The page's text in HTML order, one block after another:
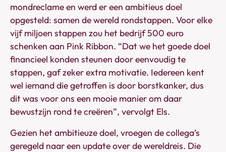
mondreclame en werd er een ambitieus doel
opgesteld: samen de wereld rondstappen. Voor elke
vijf miljoen stappen zou het bedrijf 500 euro
schenken aan Pink Ribbon. “Dat we het goede doel
financieel konden steunen door eenvoudig te
stappen, gaf zeker extra motivatie. Iedereen kent
wel iemand die getroffen is door borstkanker, dus
dit was voor ons een mooie manier om daar
bewustzijn rond te creëren”, vervolgt Els.
Gezien het ambitieuze doel, vroegen de collega’s
geregeld naar een update over de wereldreis. Die